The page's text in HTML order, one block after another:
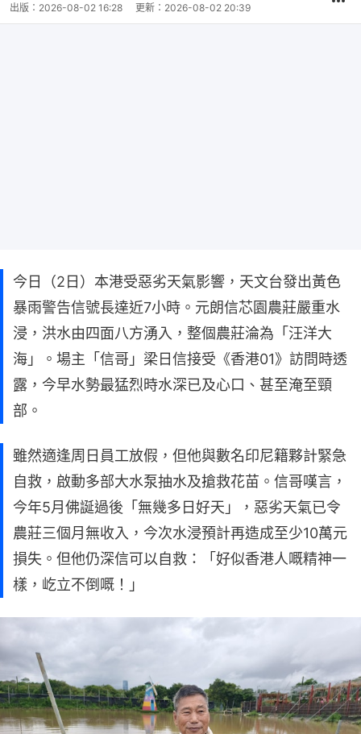
出版： 2026-08-02 16:28 更新： 2026-08-02 20:39
今日（2日）本港受惡劣天氣影響，天文台發出黃色
暴雨警告信號長達近7小時。元朗信芯園農莊嚴重水
浸，洪水由四面八方湧入，整個農莊淪為「汪洋大
海」。場主「信哥」梁日信接受《香港01》訪問時透
露，今早水勢最猛烈時水深已及心口、甚至淹至頸
部。
雖然適逢周日員工放假，但他與數名印尼籍夥計緊急
自救，啟動多部大水泵抽水及搶救花苗。信哥嘆言，
今年5月佛誕過後「無幾多日好天」，惡劣天氣已令
農莊三個月無收入，今次水浸預計再造成至少10萬元
損失。但他仍深信可以自救：「好似香港人嘅精神一
樣，屹立不倒嘅！」